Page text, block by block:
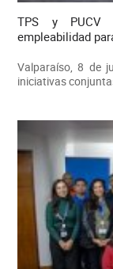
TPS y PUCV
empleabilidad
Valparaíso, 8 de
iniciativas